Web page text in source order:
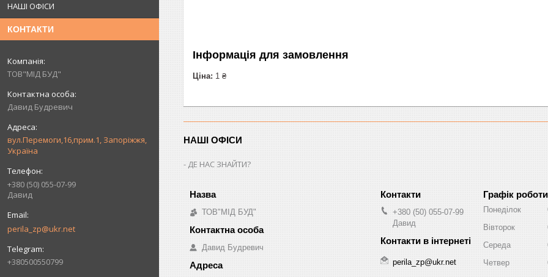
НАШІ ОФІСИ
КОНТАКТИ
ТОВ"МІД БУД"
Давид Будревич
вул.Перемоги,16,прим.1, Запоріжжя,
Україна
+380 (50) 055-07-99
Давид
perila_zp@ukr.net
+380500550799
Інформація для замовлення
Ціна: 1 ₴
НАШІ ОФІСИ
ДЕ НАС ЗНАЙТИ?
ТОВ"МІД БУД"
Давид Будревич
+380 (50) 055-07-99
Давид
perila_zp@ukr.net
Графік роботи
Понеділок
Вівторок
Середа
Четвер